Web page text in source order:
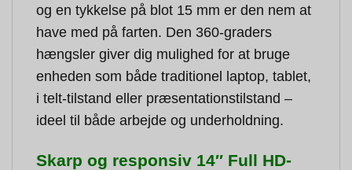
og en tykkelse på blot 15 mm er den nem at
have med på farten. Den 360-graders
hængsler giver dig mulighed for at bruge
enheden som både traditionel laptop, tablet,
i telt-tilstand eller præsentationstilstand –
ideel til både arbejde og underholdning.
Skarp og responsiv 14″ Full HD-